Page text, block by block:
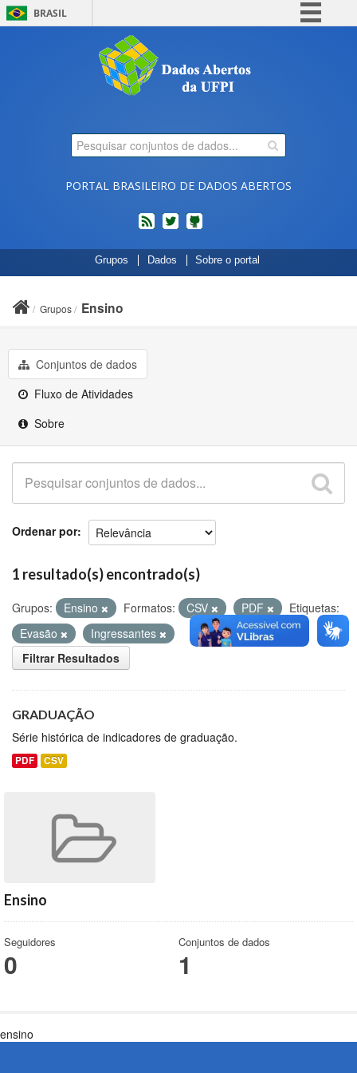
BRASIL
Comunica BR
Participe
Legislação
PORTAL BRASILEIRO DE DADOS ABERTOS
feed twitterCódigos
fonte
de
Grupos Dados Sobre o portal
Grupos Ensino
Conjuntos de dados
Fluxo de Atividades
Sobre
Ordenar por
1 resultado(s) encontrado(s)
Grupos: Ensino Formatos: CSV PDF
Etiquetas:
Evasão
Ingressantes
Filtrar Resultados
GRADUAÇÃO
Série histórica de indicadores de graduação.
PDF CSV
Ensino
Seguidores
0
Conjuntos de dados
1
ensino